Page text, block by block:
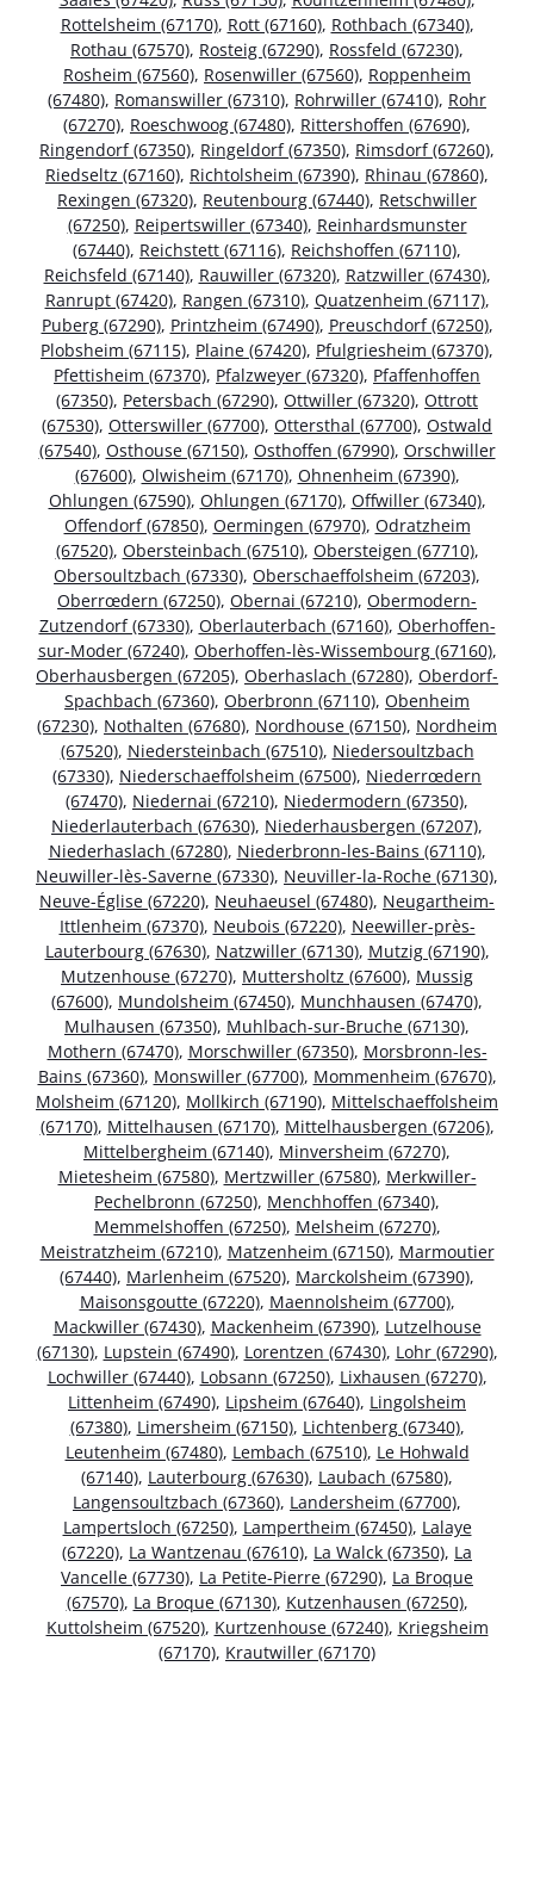
Rottelsheim (67170), Rott (67160), Rothbach (67340),
Rothau (67570), Rosteig (67290), Rossfeld (67230),
Rosheim (67560), Rosenwiller (67560), Roppenheim
(67480), Romanswiller (67310), Rohrwiller (67410), Rohr
(67270), Roeschwoog (67480), Rittershoffen (67690),
Ringendorf (67350), Ringeldorf (67350), Rimsdorf (67260),
Riedseltz (67160), Richtolsheim (67390), Rhinau (67860),
Rexingen (67320), Reutenbourg (67440), Retschwiller
(67250), Reipertswiller (67340), Reinhardsmunster
(67440), Reichstett (67116), Reichshoffen (67110),
Reichsfeld (67140), Rauwiller (67320), Ratzwiller (67430),
Ranrupt (67420), Rangen (67310), Quatzenheim (67117),
Puberg (67290), Printzheim (67490), Preuschdorf (67250),
Plobsheim (67115), Plaine (67420), Pfulgriesheim (67370),
Pfettisheim (67370), Pfalzweyer (67320), Pfaffenhoffen
(67350), Petersbach (67290), Ottwiller (67320), Ottrott
(67530), Otterswiller (67700), Ottersthal (67700), Ostwald
(67540), Osthouse (67150), Osthoffen (67990), Orschwiller
(67600), Olwisheim (67170), Ohnenheim (67390),
Ohlungen (67590), Ohlungen (67170), Offwiller (67340),
Offendorf (67850), Oermingen (67970), Odratzheim
(67520), Obersteinbach (67510), Obersteigen (67710),
Obersoultzbach (67330), Oberschaeffolsheim (67203),
Oberrœdern (67250), Obernai (67210), Obermodern-
Zutzendorf (67330), Oberlauterbach (67160), Oberhoffen-
sur-Moder (67240), Oberhoffen-lès-Wissembourg (67160),
Oberhausbergen (67205), Oberhaslach (67280), Oberdorf-
Spachbach (67360), Oberbronn (67110), Obenheim
(67230), Nothalten (67680), Nordhouse (67150), Nordheim
(67520), Niedersteinbach (67510), Niedersoultzbach
(67330), Niederschaeffolsheim (67500), Niederrœdern
(67470), Niedernai (67210), Niedermodern (67350),
Niederlauterbach (67630), Niederhausbergen (67207),
Niederhaslach (67280), Niederbronn-les-Bains (67110),
Neuwiller-lès-Saverne (67330), Neuviller-la-Roche (67130),
Neuve-Église (67220), Neuhaeusel (67480), Neugartheim-
Ittlenheim (67370), Neubois (67220), Neewiller-près-
Lauterbourg (67630), Natzwiller (67130), Mutzig (67190),
Mutzenhouse (67270), Muttersholtz (67600), Mussig
(67600), Mundolsheim (67450), Munchhausen (67470),
Mulhausen (67350), Muhlbach-sur-Bruche (67130),
Mothern (67470), Morschwiller (67350), Morsbronn-les-
Bains (67360), Monswiller (67700), Mommenheim (67670),
Molsheim (67120), Mollkirch (67190), Mittelschaeffolsheim
(67170), Mittelhausen (67170), Mittelhausbergen (67206),
Mittelbergheim (67140), Minversheim (67270),
Mietesheim (67580), Mertzwiller (67580), Merkwiller-
Pechelbronn (67250), Menchhoffen (67340),
Memmelshoffen (67250), Melsheim (67270),
Meistratzheim (67210), Matzenheim (67150), Marmoutier
(67440), Marlenheim (67520), Marckolsheim (67390),
Maisonsgoutte (67220), Maennolsheim (67700),
Mackwiller (67430), Mackenheim (67390), Lutzelhouse
(67130), Lupstein (67490), Lorentzen (67430), Lohr (67290),
Lochwiller (67440), Lobsann (67250), Lixhausen (67270),
Littenheim (67490), Lipsheim (67640), Lingolsheim
(67380), Limersheim (67150), Lichtenberg (67340),
Leutenheim (67480), Lembach (67510), Le Hohwald
(67140), Lauterbourg (67630), Laubach (67580),
Langensoultzbach (67360), Landersheim (67700),
Lampertsloch (67250), Lampertheim (67450), Lalaye
(67220), La Wantzenau (67610), La Walck (67350), La
Vancelle (67730), La Petite-Pierre (67290), La Broque
(67570), La Broque (67130), Kutzenhausen (67250),
Kuttolsheim (67520), Kurtzenhouse (67240), Kriegsheim
(67170), Krautwiller (67170)